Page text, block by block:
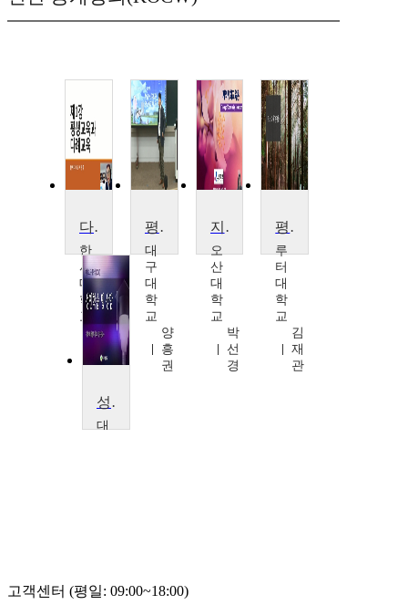
다(茶)함께 평생교육
한
서
대
학
교
서
은
주
평생교육기관경영
대
구
대
학
교
양
흥
권
지역사회교육론
오
산
대
학
교
박
선
경
평생교육경영론
루
터
대
학
교
김
재
관
성인학습 및 상담
대
고객센터 (평일: 09:00~18:00)